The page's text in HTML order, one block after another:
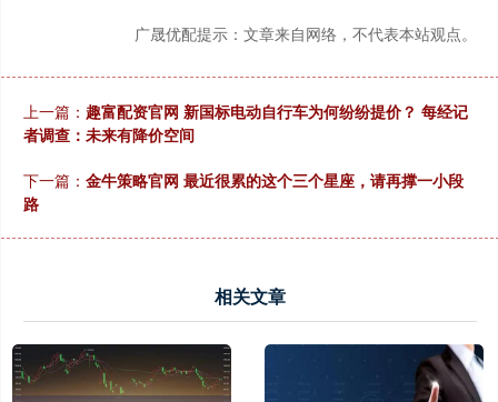
广晟优配提示：文章来自网络，不代表本站观点。
上一篇： 趣富配资官网 新国标电动自行车为何纷纷提价？ 每经记
者调查：未来有降价空间
下一篇： 金牛策略官网 最近很累的这个三个星座，请再撑一小段
路
相关文章